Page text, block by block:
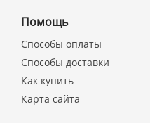
Помощь
Способы оплаты
Способы доставки
Как купить
Карта сайта